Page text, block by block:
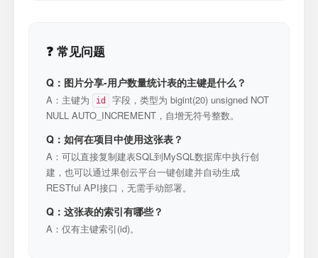
❓ 常见问题
Q：图片分享-用户数量统计表的主键是什么？
A：主键为 id
字段，类型为 bigint(20) unsigned NOT
NULL AUTO_INCREMENT，自增无符号整数。
Q：如何在项目中使用这张表？
A：可以直接复制建表SQL到MySQL数据库中执行创
建，也可以通过果创云平台一键创建并自动生成
RESTful API接口，无需手动部署。
Q：这张表的索引有哪些？
A：仅有主键索引(id)。